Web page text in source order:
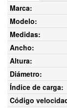
Marca:
Modelo:
Medidas:
Ancho:
Altura:
Diámetro:
Índice de carga:
Código